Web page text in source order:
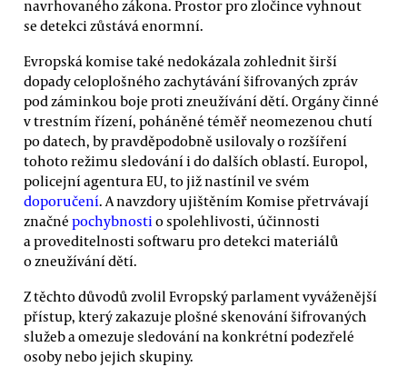
navrhovaného zákona. Prostor pro zločince vyhnout
se detekci zůstává enormní.
Evropská komise také nedokázala zohlednit širší
dopady celoplošného zachytávání šifrovaných zpráv
pod záminkou boje proti zneužívání dětí. Orgány činné
v trestním řízení, poháněné téměř neomezenou chutí
po datech, by pravděpodobně usilovaly o rozšíření
tohoto režimu sledování i do dalších oblastí. Europol,
policejní agentura EU, to již nastínil ve svém
doporučení. A navzdory ujištěním Komise přetrvávají
značné pochybnosti o spolehlivosti, účinnosti
a proveditelnosti softwaru pro detekci materiálů
o zneužívání dětí.
Z těchto důvodů zvolil Evropský parlament vyváženější
přístup, který zakazuje plošné skenování šifrovaných
služeb a omezuje sledování na konkrétní podezřelé
osoby nebo jejich skupiny.